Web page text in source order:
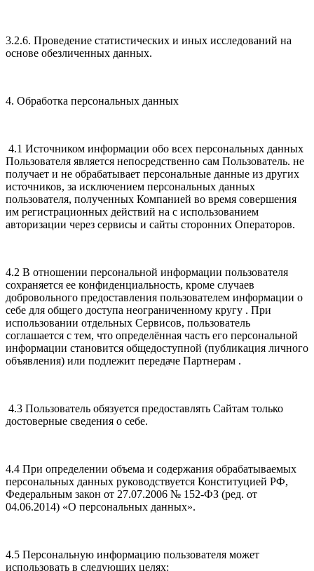
3.2.6. Проведение статистических и иных исследований на
основе обезличенных данных.
4. Обработка персональных данных
4.1 Источником информации обо всех персональных данных
Пользователя является непосредственно сам Пользователь. не
получает и не обрабатывает персональные данные из других
источников, за исключением персональных данных
пользователя, полученных Компанией во время совершения
им регистрационных действий на с использованием
авторизации через сервисы и сайты сторонних Операторов.
4.2 В отношении персональной информации пользователя
сохраняется ее конфиденциальность, кроме случаев
добровольного предоставления пользователем информации о
себе для общего доступа неограниченному кругу . При
использовании отдельных Сервисов, пользователь
соглашается с тем, что определённая часть его персональной
информации становится общедоступной (публикация личного
объявления) или подлежит передаче Партнерам .
4.3 Пользователь обязуется предоставлять Сайтам только
достоверные сведения о себе.
4.4 При определении объема и содержания обрабатываемых
персональных данных руководствуется Конституцией РФ,
Федеральным закон от 27.07.2006 № 152-ФЗ (ред. от
04.06.2014) «О персональных данных».
4.5 Персональную информацию пользователя может
использовать в следующих целях: